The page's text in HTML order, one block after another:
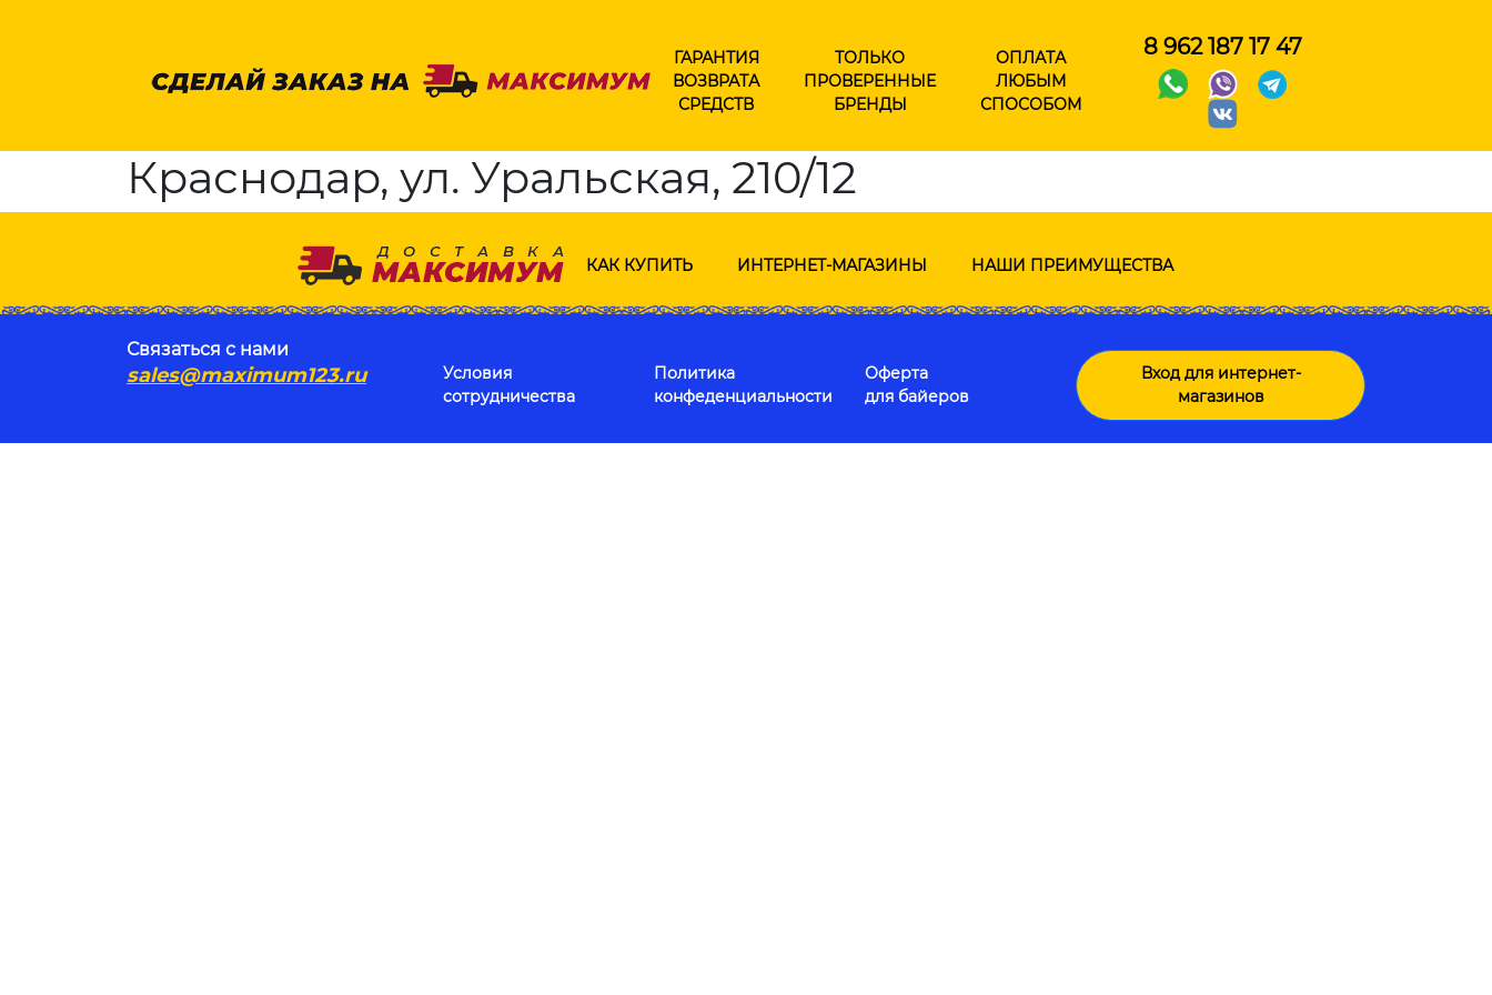
ГАРАНТИЯ
ВОЗВРАТА
СРЕДСТВ
ТОЛЬКО
ПРОВЕРЕННЫЕ
БРЕНДЫ
ОПЛАТА
ЛЮБЫМ
СПОСОБОМ
8 962 187 17 47
Краснодар, ул. Уральская, 210/12
КАК КУПИТЬ ИНТЕРНЕТ-МАГАЗИНЫ НАШИ ПРЕИМУЩЕСТВА
Связаться с нами
sales@maximum123.ru
Условия
сотрудничества
Политика
конфеденциальности
Оферта
для байеров
Вход для интернет-
магазинов